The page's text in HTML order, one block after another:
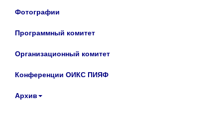
Фотографии
Программный комитет
Организационный комитет
Конференции ОИКС ПИЯФ
Архив